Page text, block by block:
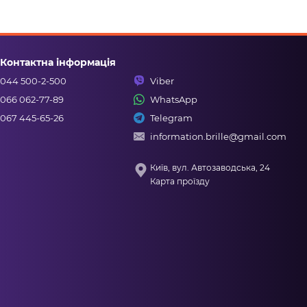
Контактна інформація
044 500-2-500
066 062-77-89
067 445-65-26
Viber
WhatsApp
Telegram
information.brille@gmail.com
Київ, вул. Автозаводська, 24
Карта проїзду